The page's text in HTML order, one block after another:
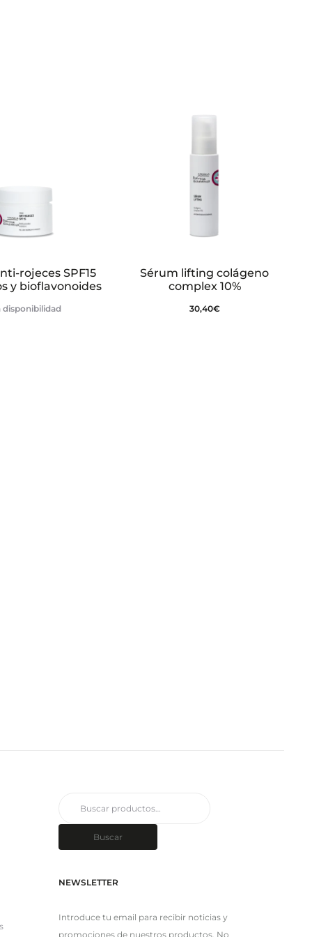
rojeces SPF15
y bioflavonoides
disponibilidad
Sérum lifting colágeno
complex 10%
30,40€
Buscar
NEWSLETTER
Introduce tu email para recibir noticias y
promociones de nuestros productos. No